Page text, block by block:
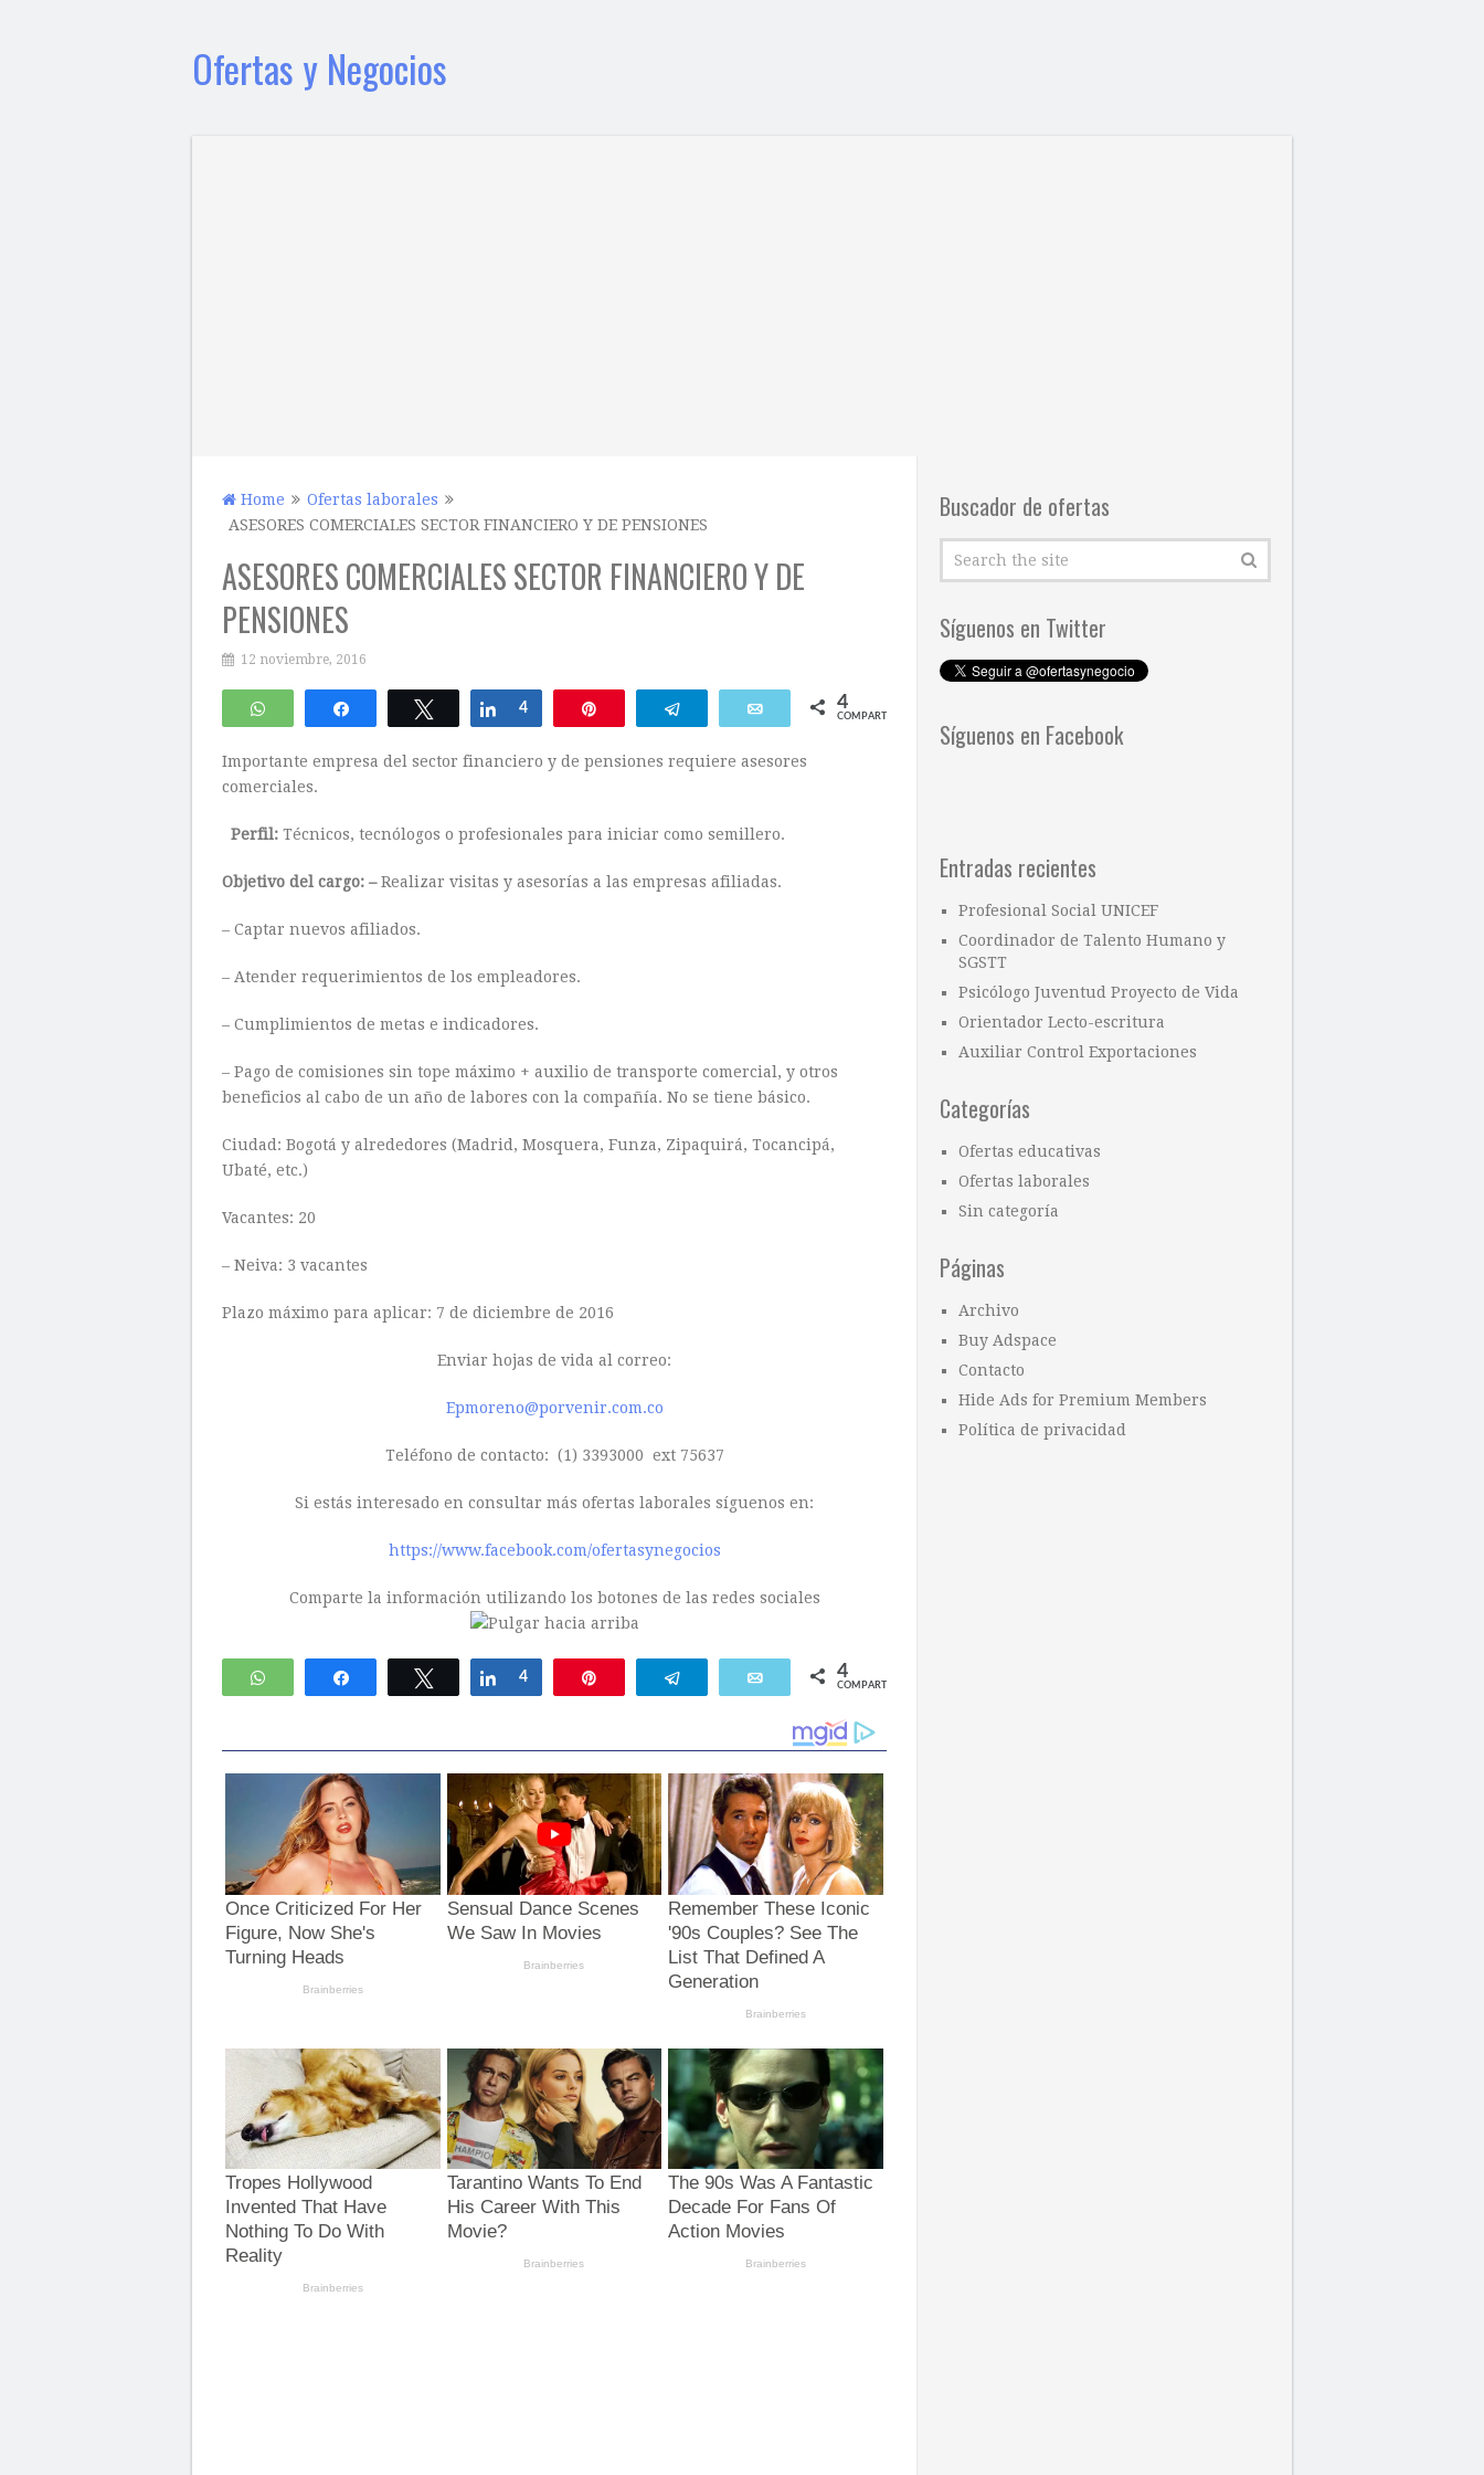
Ofertas y Negocios
Home
Ofertas laborales
ASESORES COMERCIALES SECTOR FINANCIERO Y DE PENSIONES
ASESORES COMERCIALES SECTOR FINANCIERO Y DE
PENSIONES
12 noviembre, 2016
WhatsApp Compartir Twittear Compartir
4 Telegram Email 4
COMPARTIR
Importante empresa del sector financiero y de pensiones requiere asesores
comerciales.
Perfil: Técnicos, tecnólogos o profesionales para iniciar como semillero.
Objetivo del cargo: –Realizar visitas y asesorías a las empresas afiliadas.
– Captar nuevos afiliados.
– Atender requerimientos de los empleadores.
– Cumplimientos de metas e indicadores.
– Pago de comisiones sin tope máximo + auxilio de transporte comercial, y otros
beneficios al cabo de un año de labores con la compañía. No se tiene básico.
Ciudad: Bogotá y alrededores (Madrid, Mosquera, Funza, Zipaquirá, Tocancipá,
Ubaté, etc.)
Vacantes: 20
– Neiva: 3 vacantes
Plazo máximo para aplicar: 7 de diciembre de 2016
Enviar hojas de vida al correo:
Epmoreno@porvenir.com.co
Teléfono de contacto: (1) 3393000 ext 75637
Si estás interesado en consultar más ofertas laborales síguenos en:
https://www.facebook.com/ofertasynegocios
Comparte la información utilizando los botones de las redes sociales
WhatsApp Compartir Twittear Compartir
4 Telegram Email 4
COMPARTIR
Buscador de ofertas
Síguenos en Twitter
Síguenos en Facebook
Entradas recientes
Profesional Social UNICEF
Coordinador de Talento Humano y
SGSTT
Psicólogo Juventud Proyecto de Vida
Orientador Lecto-escritura
Auxiliar Control Exportaciones
Categorías
Ofertas educativas
Ofertas laborales
Sin categoría
Páginas
Archivo
Buy Adspace
Contacto
Hide Ads for Premium Members
Política de privacidad